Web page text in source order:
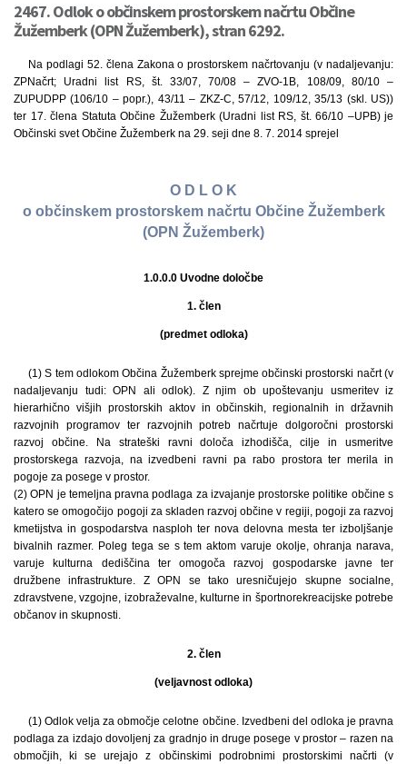
2467. Odlok o občinskem prostorskem načrtu Občine
Žužemberk (OPN Žužemberk), stran 6292.
Na podlagi 52. člena Zakona o prostorskem načrtovanju (v nadaljevanju:
ZPNačrt; Uradni list RS, št. 33/07, 70/08 – ZVO-1B, 108/09, 80/10 –
ZUPUDPP (106/10 – popr.), 43/11 – ZKZ-C, 57/12, 109/12, 35/13 (skl. US))
ter 17. člena Statuta Občine Žužemberk (Uradni list RS, št. 66/10 –UPB) je
Občinski svet Občine Žužemberk na 29. seji dne 8. 7. 2014 sprejel
O D L O K
o občinskem prostorskem načrtu Občine Žužemberk
(OPN Žužemberk)
1.0.0.0 Uvodne določbe
1. člen
(predmet odloka)
(1) S tem odlokom Občina Žužemberk sprejme občinski prostorski načrt (v
nadaljevanju tudi: OPN ali odlok). Z njim ob upoštevanju usmeritev iz
hierarhično višjih prostorskih aktov in občinskih, regionalnih in državnih
razvojnih programov ter razvojnih potreb načrtuje dolgoročni prostorski
razvoj občine. Na strateški ravni določa izhodišča, cilje in usmeritve
prostorskega razvoja, na izvedbeni ravni pa rabo prostora ter merila in
pogoje za posege v prostor.
(2) OPN je temeljna pravna podlaga za izvajanje prostorske politike občine s
katero se omogočijo pogoji za skladen razvoj občine v regiji, pogoji za razvoj
kmetijstva in gospodarstva nasploh ter nova delovna mesta ter izboljšanje
bivalnih razmer. Poleg tega se s tem aktom varuje okolje, ohranja narava,
varuje kulturna dediščina ter omogoča razvoj gospodarske javne ter
družbene infrastrukture. Z OPN se tako uresničujejo skupne socialne,
zdravstvene, vzgojne, izobraževalne, kulturne in športnorekreacijske potrebe
občanov in skupnosti.
2. člen
(veljavnost odloka)
(1) Odlok velja za območje celotne občine. Izvedbeni del odloka je pravna
podlaga za izdajo dovoljenj za gradnjo in druge posege v prostor – razen na
območjih, ki se urejajo z občinskimi podrobnimi prostorskimi načrti (v